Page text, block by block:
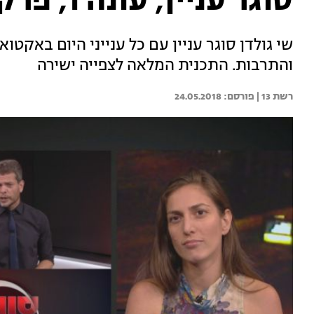
שי גולדן סוגר עניין עם כל ענייני היום
והתרבות. התכנית המלאה לצפייה ישירה
רשת 13 | 24.05.2018